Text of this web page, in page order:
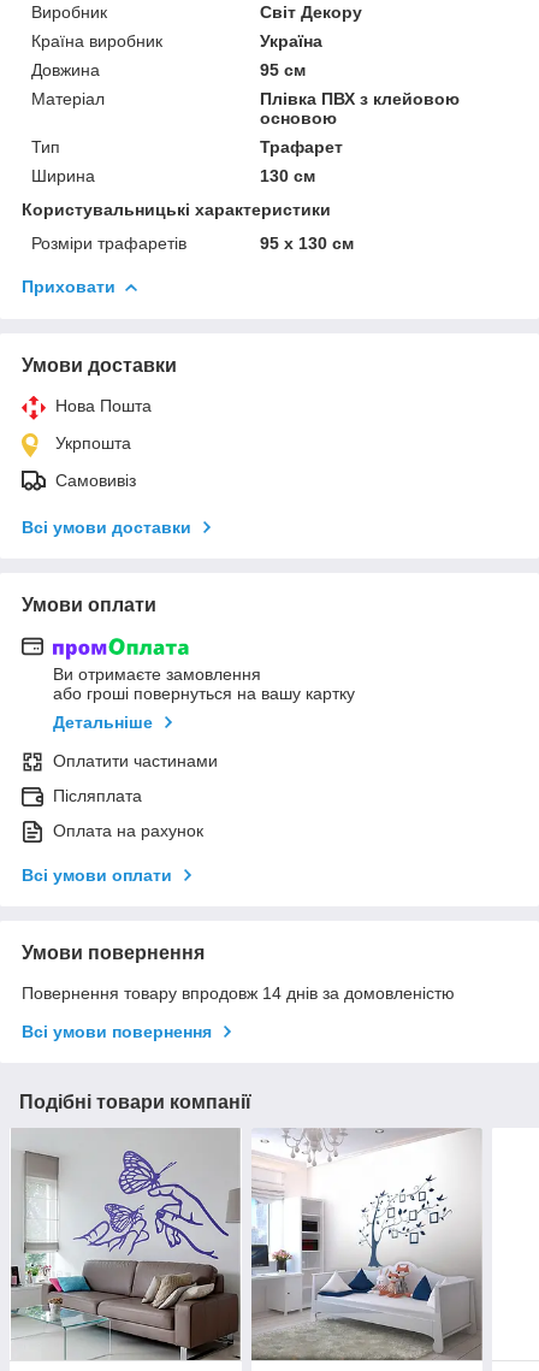
Виробник
Світ Декору
Країна виробник
Україна
Довжина
95 см
Матеріал
Плівка ПВХ з клейовою
основою
Тип
Трафарет
Ширина
130 см
Користувальницькі характеристики
Розміри трафаретів
95 х 130 см
Приховати
Умови доставки
Нова Пошта
Укрпошта
Самовивіз
Всі умови доставки
Умови оплати
Ви отримаєте замовлення
або гроші повернуться на вашу картку
Детальніше
Оплатити частинами
Післяплата
Оплата на рахунок
Всі умови оплати
Умови повернення
Повернення товару впродовж 14 днів за домовленістю
Всі умови повернення
Подібні товари компанії